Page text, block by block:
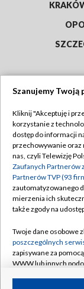
Abonament
Emisja w TVP
Centrum
Naziemna
Rada
System NOS
Informacje o
Szanujemy Twoją
Kliknij "Akceptuję i
korzystanie z
dostęp do informacji
przechowywanie oraz
nas, czyli Telewizję
Zaufanych Partnerów
Partnerów TVP (93
zautomatyzowanego
mierzenia ich
także zgody na
Twoje dane osobowe
poszczególnych
zapisywane za
WWW lub innych